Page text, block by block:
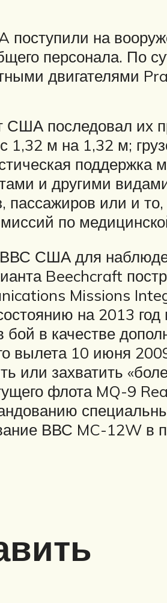
на
персонала. По
двигателями
США последовал их
1,32 м на 1,32 м;
и другими
пассажиров или и
по
США для
Beechcraft
Missions
на 2013
в качестве
вылета 10 июня
или захватить
флота MQ-9
ВВС MC-12W в